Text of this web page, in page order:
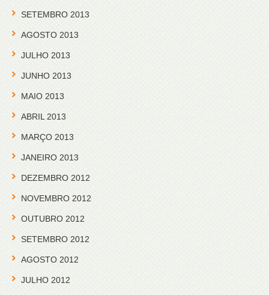
SETEMBRO 2013
AGOSTO 2013
JULHO 2013
JUNHO 2013
MAIO 2013
ABRIL 2013
MARÇO 2013
JANEIRO 2013
DEZEMBRO 2012
NOVEMBRO 2012
OUTUBRO 2012
SETEMBRO 2012
AGOSTO 2012
JULHO 2012